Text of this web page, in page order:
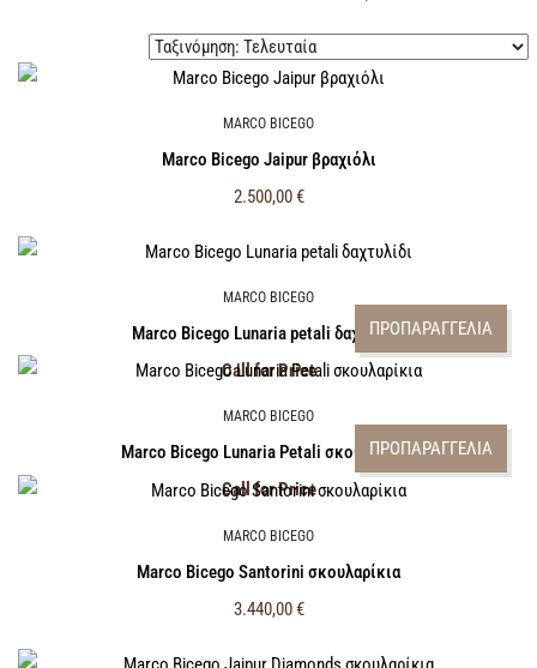
MARCO BICEGO
Marco Bicego Jaipur βραχιόλι
2.500,00€
ΠΡΟΠΑΡΑΓΓΕΛΙΑ
MARCO BICEGO
Marco Bicego Lunaria petali δαχτυλίδι
Call for Price
ΠΡΟΠΑΡΑΓΓΕΛΙΑ
MARCO BICEGO
Marco Bicego Lunaria Petali σκουλαρίκια
Call for Price
MARCO BICEGO
Marco Bicego Santorini σκουλαρίκια
3.440,00€